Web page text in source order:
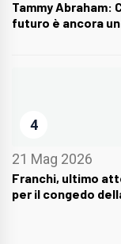
Tammy Abraham:
futuro è ancora
4
21 Mag 2026
Franchi, ultimo
per il congedo